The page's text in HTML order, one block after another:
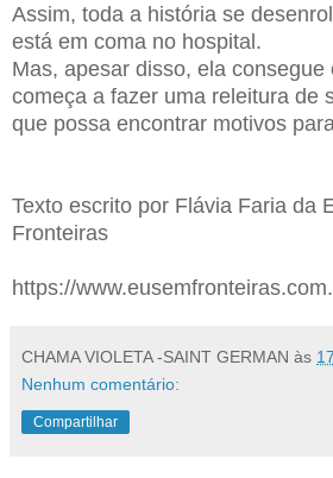
Assim, toda a história se
está em coma no hospital.
Mas, apesar disso, ela consegue
começa a fazer uma releitura de
que possa encontrar motivos
Texto escrito por Flávia Faria da
Fronteiras
https://
CHAMA VIOLETA -SAINT GERMAN às
Nenhum comentário:
Compartilhar